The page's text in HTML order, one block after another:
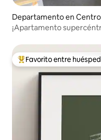
Departamento en
¡Apartamento
De los mejores en
Favorito entre